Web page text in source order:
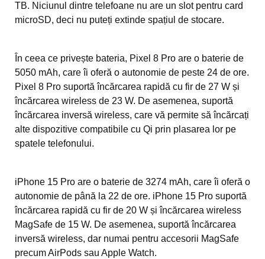
TB. Niciunul dintre telefoane nu are un slot pentru card
microSD, deci nu puteți extinde spațiul de stocare.
În ceea ce privește bateria, Pixel 8 Pro are o baterie de
5050 mAh, care îi oferă o autonomie de peste 24 de ore.
Pixel 8 Pro suportă încărcarea rapidă cu fir de 27 W și
încărcarea wireless de 23 W. De asemenea, suportă
încărcarea inversă wireless, care vă permite să încărcați
alte dispozitive compatibile cu Qi prin plasarea lor pe
spatele telefonului.
iPhone 15 Pro are o baterie de 3274 mAh, care îi oferă o
autonomie de până la 22 de ore. iPhone 15 Pro suportă
încărcarea rapidă cu fir de 20 W și încărcarea wireless
MagSafe de 15 W. De asemenea, suportă încărcarea
inversă wireless, dar numai pentru accesorii MagSafe
precum AirPods sau Apple Watch.